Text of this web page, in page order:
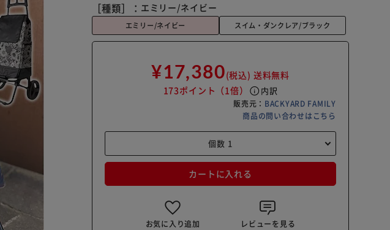
［種類］： エミリー/ネイビー
エミリー/ネイビー スイム・ダンクレア/ブラック
¥17,380(税込) 送料無料
173ポイント （1倍） info 内訳
販売元： BACKYARD FAMILY
商品の問い合わせはこちら
カートに入れる
お気に入り追加 レビューを見る